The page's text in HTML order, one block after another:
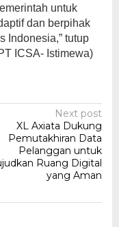
untuk
dan berpihak
Indonesia,” tutup
ICSA- Istimewa)
Next post
XL Axiata Dukung
Pemutakhiran Data
Pelanggan untuk
Ruang Digital
yang Aman